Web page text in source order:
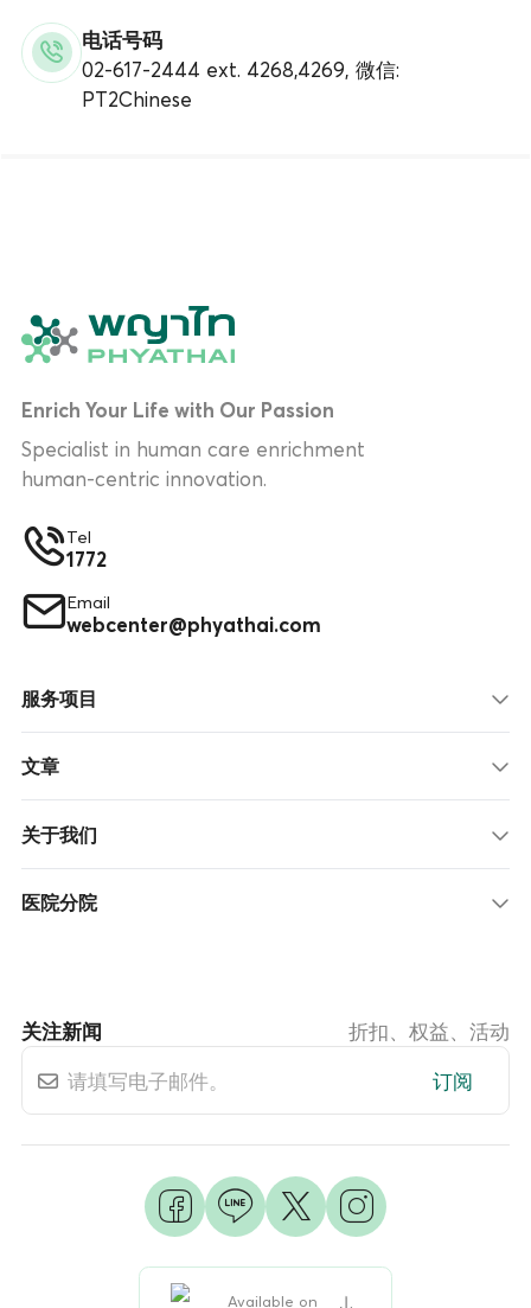
电话号码
02-617-2444 ext. 4268,4269, 微信:
PT2Chinese
Enrich Your Life with Our Passion
Specialist in human care enrichment
human-centric innovation.
Tel
1772
Email
webcenter@phyathai.com
服务项目
文章
关于我们
医院分院
Available on
关注新闻
折扣、权益、活动
订阅